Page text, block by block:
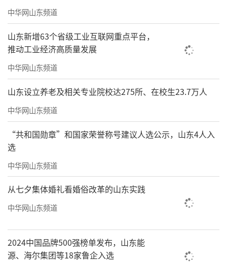
中华网山东频道
山东新增63个省级工业互联网重点平台，
推动工业经济高质量发展
中华网山东频道
山东设立养老及相关专业院校达275所、在校生23.7万人
中华网山东频道
“共和国勋章”和国家荣誉称号建议人选公示，山东4人入
选
中华网山东频道
从七夕集体婚礼看婚俗改革的山东实践
中华网山东频道
2024中国品牌500强榜单发布，山东能
源、海尔集团等18家鲁企入选